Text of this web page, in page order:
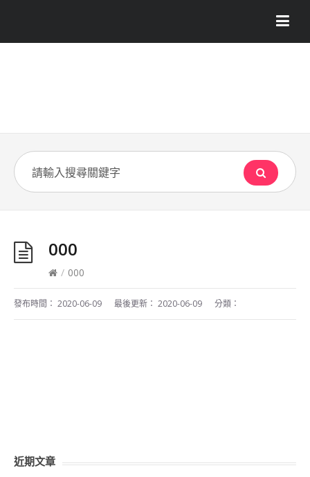
000
/ 000
發布時間： 2020-06-09 最後更新： 2020-06-09 分類：
近期文章